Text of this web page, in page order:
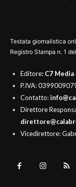
Testata giornalistica
Registro Stampa n. 1
Editore: C7 Media
P.IVA:
Contatto:
Direttore
Vicedirettore: